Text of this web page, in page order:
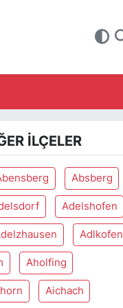
İLÇELER
Absberg
Adelshofen
Adlkofen
Aholfing
Aichach